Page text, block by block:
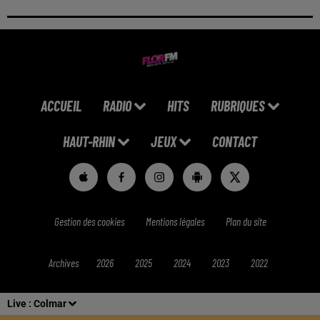
Live : Colmar
ACCUEIL RADIO HITS RUBRIQUES
HAUT-RHIN JEUX CONTACT
Gestion des cookies Mentions légales Plan du site
Archives 2026 2025 2024 2023 2022